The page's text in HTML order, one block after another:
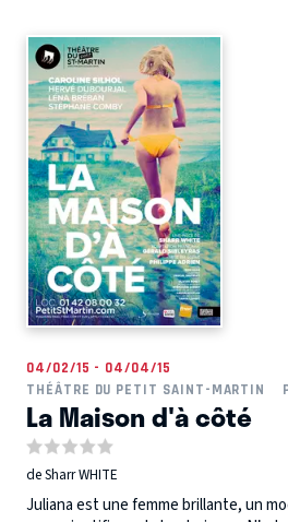
04/02/15 - 04/04/15
THÉÂTRE DU PETIT SAINT-MARTIN
La Maison d'à côté
de Sharr WHITE
Juliana est une femme brillante, un